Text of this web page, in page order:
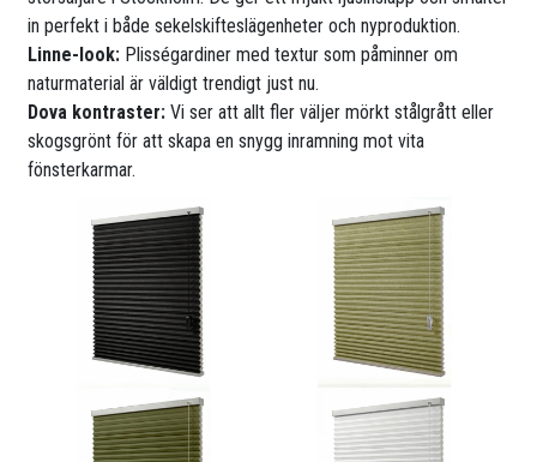
in perfekt i både sekelskifteslägenheter och nyproduktion.
Linne-look: Plisségardiner med textur som påminner om
naturmaterial är väldigt trendigt just nu.
Dova kontraster: Vi ser att allt fler väljer mörkt stålgrått eller
skogsgrönt för att skapa en snygg inramning mot vita
fönsterkarmar.